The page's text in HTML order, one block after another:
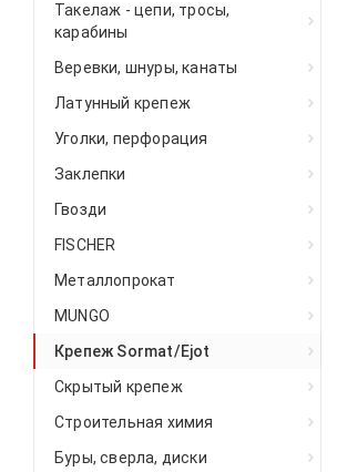
Такелаж - цепи, тросы,
карабины
Веревки, шнуры, канаты
Латунный крепеж
Уголки, перфорация
Заклепки
Гвозди
FISCHER
Металлопрокат
MUNGO
Крепеж Sormat/Ejot
Скрытый крепеж
Строительная химия
Буры, сверла, диски